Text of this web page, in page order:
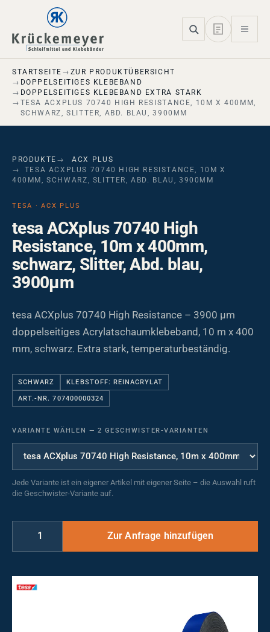
Skip to main navigation
Skip to main content
Skip to page footer
STARTSEITE
ZUR PRODUKTÜBERSICHT
DOPPELSEITIGES KLEBEBAND
DOPPELSEITIGES KLEBEBAND EXTRA STARK
TESA ACXPLUS 70740 HIGH RESISTANCE, 10M X 400MM,
SCHWARZ, SLITTER, ABD. BLAU, 3900ΜM
PRODUKTE
ACX PLUS
TESA ACXPLUS 70740 HIGH RESISTANCE, 10M X
400MM, SCHWARZ, SLITTER, ABD. BLAU, 3900ΜM
TESA · ACX PLUS
tesa ACXplus 70740 High
Resistance, 10m x 400mm,
schwarz, Slitter, Abd. blau,
3900µm
tesa ACXplus 70740 High Resistance – 3900 µm
doppelseitiges Acrylatschaumklebeband, 10 m x 400
mm, schwarz. Extra stark, temperaturbeständig.
SCHWARZ KLEBSTOFF: REINACRYLAT
ART.-NR. 707400000324
VARIANTE WÄHLEN — 2 GESCHWISTER-VARIANTEN
Jede Variante ist ein eigener Artikel mit eigener Seite – die Auswahl ruft
die Geschwister-Variante auf.